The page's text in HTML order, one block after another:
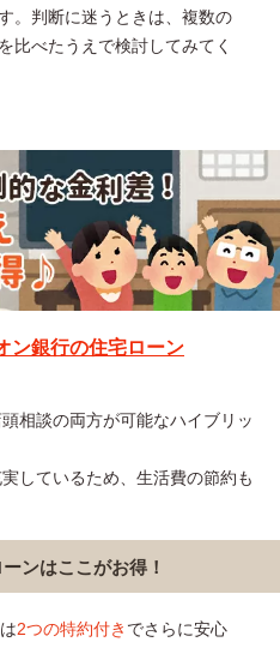
。判断に迷うときは、複数の
比べたうえで検討してみてく
ン銀行の住宅ローン
相談の両方が可能なハイブリッ
しているため、生活費の節約も
ンはここがお得！
2つの特約付き でさらに安心